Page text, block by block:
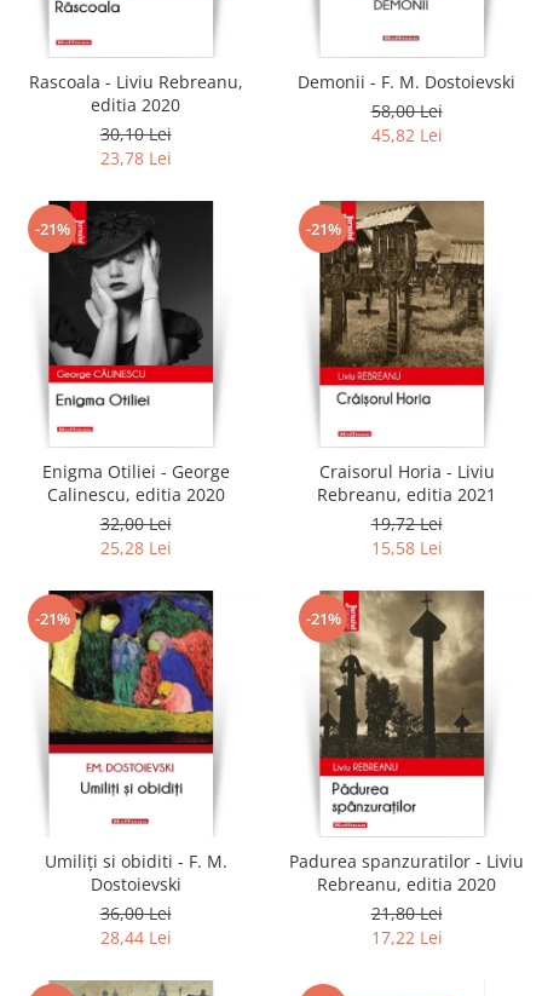
Rascoala - Liviu Rebreanu,
editia 2020
30,10 Lei
23,78 Lei
Demonii - F. M. Dostoievski
58,00 Lei
45,82 Lei
-21%
Enigma Otiliei - George
Calinescu, editia 2020
32,00 Lei
25,28 Lei
-21%
Craisorul Horia - Liviu
Rebreanu, editia 2021
19,72 Lei
15,58 Lei
-21%
Umiliți si obiditi - F. M.
Dostoievski
36,00 Lei
28,44 Lei
-21%
Padurea spanzuratilor - Liviu
Rebreanu, editia 2020
21,80 Lei
17,22 Lei